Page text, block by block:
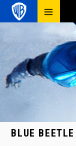
BLUE BEETLE